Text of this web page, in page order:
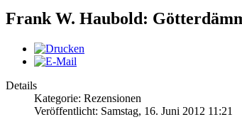
Frank W. Haubold:
Details
Kategorie: Rezensionen
Veröffentlicht: Samstag, 16. Juni 2012 11:21